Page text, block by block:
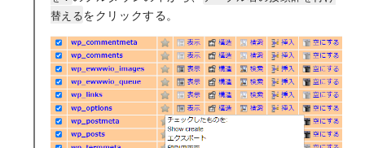
替えるをクリックする。